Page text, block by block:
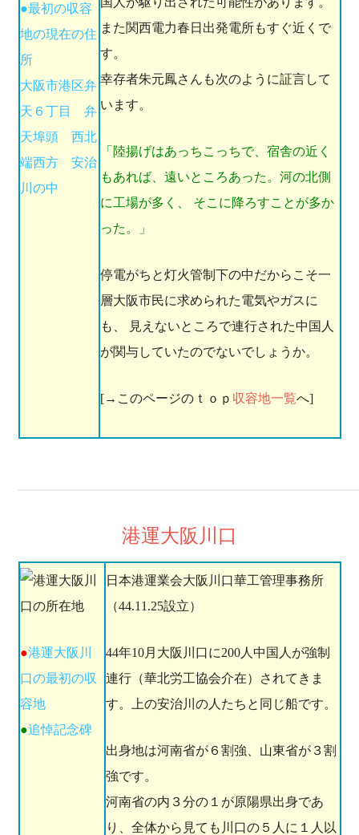
また関西電力春日出発電所もすぐ近くで
す。
幸存者朱元鳳さんも次のように証言して
います。
「陸揚げはあっちこっちで、宿舎の近く
もあれば、遠いところあった。河の北側
に工場が多く、 そこに降ろすことが多か
った。」
停電がちと灯火管制下の中だからこそ一
層大阪市民に求められた電気やガスに
も、 見えないところで連行された中国人
が関与していたのでないでしょうか。
[→このページのｔｏｐ 収容地一覧へ]
●最初の収容
地の現在の住
所
大阪市港区弁
天６丁目 弁
天埠頭 西北
端西方 安治
川の中
港運大阪川口
●港運大阪川
口の最初の収
容地
●追悼記念碑
日本港運業会大阪川口華工管理事務所
（44.11.25設立）
44年10月大阪川口に200人中国人が強制
連行（華北労工協会介在）されてきま
す。上の安治川の人たちと同じ船です。
出身地は河南省が６割強、山東省が３割
強です。
河南省の内３分の１が原陽県出身であ
り、全体から見ても川口の５人に１人以